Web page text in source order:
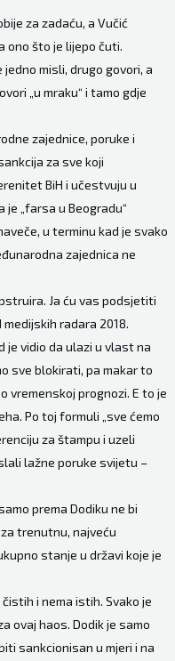
za zadaću, a Vučić
ono što je lijepo čuti.
misli, drugo govori, a
„u mraku“ i tamo gdje
zajednice, poruke i
za sve koji
BiH i učestvuju u
je „farsa u Beogradu“
u terminu kad je svako
zajednica ne
Ja ću vas podsjetiti
radara 2018.
je vidio da ulazi u vlast na
sve blokirati, pa makar to
vremenskoj prognozi. E to je
Po toj formuli „sve ćemo
za štampu i uzeli
lažne poruke svijetu –
prema Dodiku ne bi
trenutnu, najveću
stanje u državi koje je
i nema istih. Svako je
ovaj haos. Dodik je samo
sankcionisan u mjeri i na